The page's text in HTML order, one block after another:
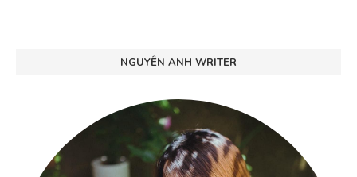
NGUYÊN ANH WRITER